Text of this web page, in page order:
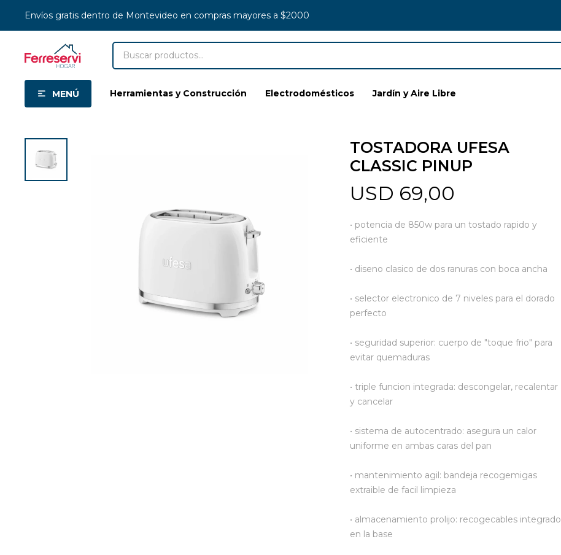
MENÚ Herramientas y Construcción Electrodomésticos Jardín y Aire Libre
Envíos gratis dentro de Montevideo en compras mayores a $2000
TOSTADORA UFESA
CLASSIC PINUP
USD 69,00
• potencia de 850w para un tostado rapido y
eficiente
• diseno clasico de dos ranuras con boca ancha
• selector electronico de 7 niveles para el dorado
perfecto
• seguridad superior: cuerpo de "toque frio" para
evitar quemaduras
• triple funcion integrada: descongelar, recalentar
y cancelar
• sistema de autocentrado: asegura un calor
uniforme en ambas caras del pan
• mantenimiento agil: bandeja recogemigas
extraible de facil limpieza
• almacenamiento prolijo: recogecables integrado
en la base